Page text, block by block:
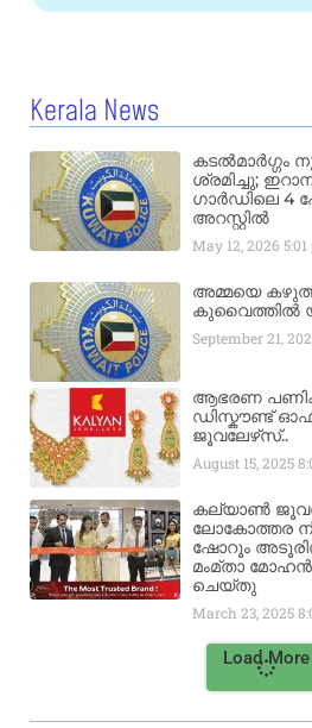
Kerala News
ശ്രമിച്ചു;
ഗാർഡിലെ 4
അറസ്റ്റിൽ
May 12, 2026
അമ്മയെ
കുവൈത്തിൽ
September 21,
ആഭരണ
ഡിസ്കൗണ്ട്
ജൂവലേഴ്‌സ്..
August 15, 2025
കല്യാൺ
ലോകോത്തര
ഷോറൂം
മംമ്താ
ചെയ്‌തു
March 23, 2025
Load More